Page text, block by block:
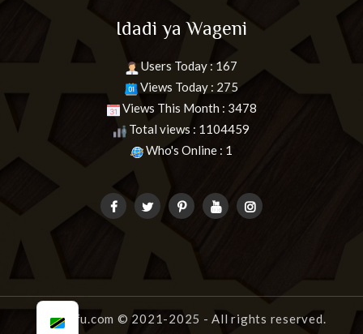
Idadi ya Wageni
Users Today : 167
Views Today : 275
Views This Month : 3478
Total views : 1104459
Who's Online : 1
uongofu.com © 2021-2025 - All rights reserved.